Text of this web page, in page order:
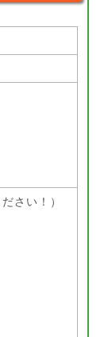
さい！）